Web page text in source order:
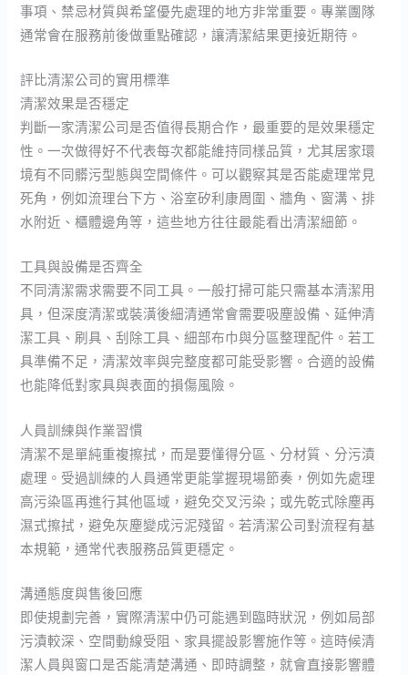
事項、禁忌材質與希望優先處理的地方非常重要。專業團隊
通常會在服務前後做重點確認，讓清潔結果更接近期待。
評比清潔公司的實用標準
清潔效果是否穩定
判斷一家清潔公司是否值得長期合作，最重要的是效果穩定
性。一次做得好不代表每次都能維持同樣品質，尤其居家環
境有不同髒污型態與空間條件。可以觀察其是否能處理常見
死角，例如流理台下方、浴室矽利康周圍、牆角、窗溝、排
水附近、櫃體邊角等，這些地方往往最能看出清潔細節。
工具與設備是否齊全
不同清潔需求需要不同工具。一般打掃可能只需基本清潔用
具，但深度清潔或裝潢後細清通常會需要吸塵設備、延伸清
潔工具、刷具、刮除工具、細部布巾與分區整理配件。若工
具準備不足，清潔效率與完整度都可能受影響。合適的設備
也能降低對家具與表面的損傷風險。
人員訓練與作業習慣
清潔不是單純重複擦拭，而是要懂得分區、分材質、分污漬
處理。受過訓練的人員通常更能掌握現場節奏，例如先處理
高污染區再進行其他區域，避免交叉污染；或先乾式除塵再
濕式擦拭，避免灰塵變成污泥殘留。若清潔公司對流程有基
本規範，通常代表服務品質更穩定。
溝通態度與售後回應
即使規劃完善，實際清潔中仍可能遇到臨時狀況，例如局部
污漬較深、空間動線受阻、家具擺設影響施作等。這時候清
潔人員與窗口是否能清楚溝通、即時調整，就會直接影響體